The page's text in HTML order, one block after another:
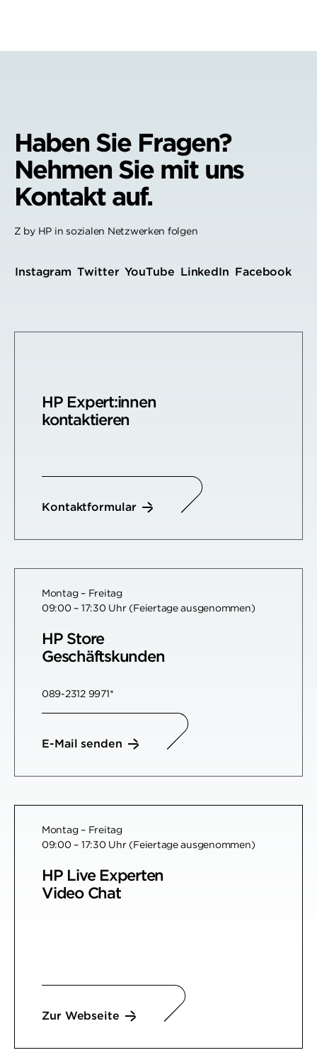
Haben Sie Fragen?
Nehmen Sie mit uns
Kontakt auf.
Z by HP in sozialen Netzwerken folgen
Instagram Twitter YouTube LinkedIn Facebook
HP Expert:innen
kontaktieren
Kontaktformular
Montag – Freitag
09:00 – 17:30 Uhr (Feiertage ausgenommen)
HP Store
Geschäftskunden
089-2312 9971*
E-Mail senden
Montag – Freitag
09:00 – 17:30 Uhr (Feiertage ausgenommen)
HP Live Experten
Video Chat
Zur Webseite